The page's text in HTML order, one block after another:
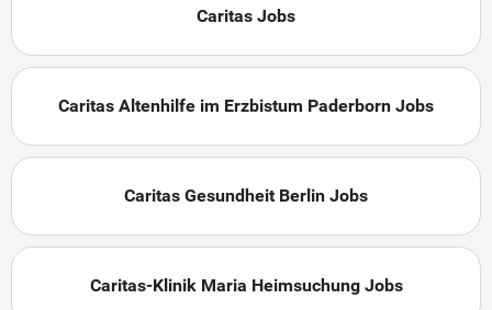
Caritas Jobs
Caritas Altenhilfe im Erzbistum Paderborn Jobs
Caritas Gesundheit Berlin Jobs
Caritas-Klinik Maria Heimsuchung Jobs